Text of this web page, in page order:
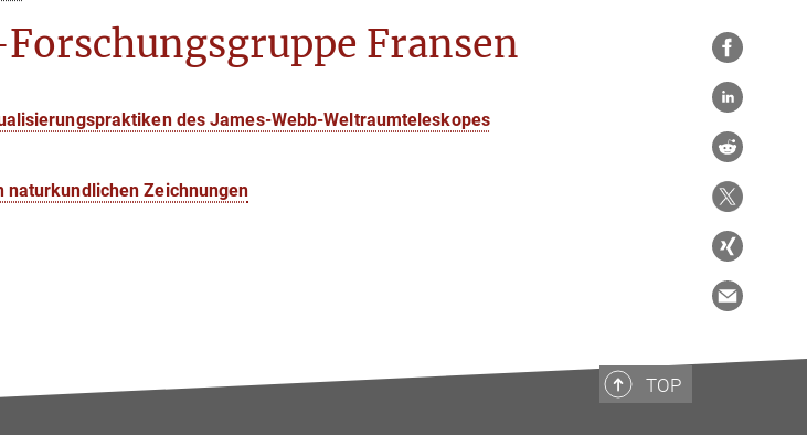
Fransen
des James-Webb-Weltraumteleskopes
naturkundlichen Zeichnungen
TOP